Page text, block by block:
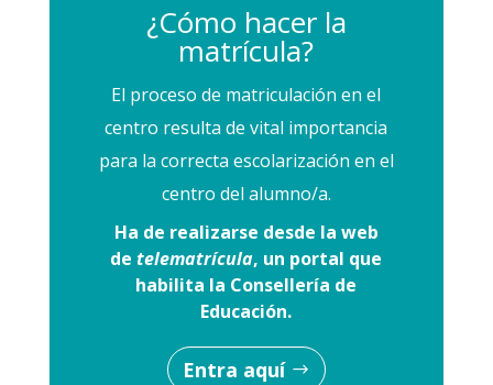
¿Cómo hacer la
matrícula?
El proceso de matriculación en el
centro resulta de vital importancia
para la correcta escolarización en el
centro del alumno/a.
Ha de realizarse desde la web
de telematrícula, un portal que
habilita la Consellería de
Educación.
Entra aquí